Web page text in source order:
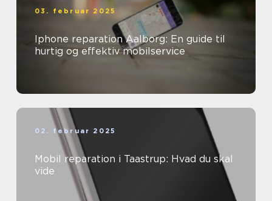
03. februar 2025
Iphone reparation Aalborg: En guide til
hurtig og effektiv mobilservice
02. februar 2025
Mobil reparation i Taastrup: Hvad du skal
vide